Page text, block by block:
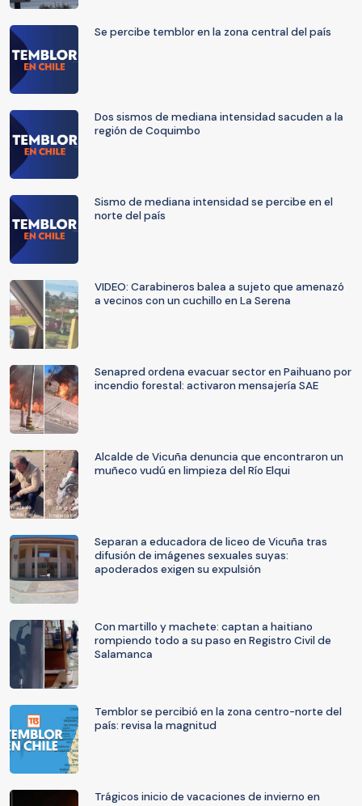
Se percibe temblor en la zona central del país
Dos sismos de mediana intensidad sacuden a la
región de Coquimbo
Sismo de mediana intensidad se percibe en el
norte del país
VIDEO: Carabineros balea a sujeto que amenazó
a vecinos con un cuchillo en La Serena
Senapred ordena evacuar sector en Paihuano por
incendio forestal: activaron mensajería SAE
Alcalde de Vicuña denuncia que encontraron un
muñeco vudú en limpieza del Río Elqui
Separan a educadora de liceo de Vicuña tras
difusión de imágenes sexuales suyas:
apoderados exigen su expulsión
Con martillo y machete: captan a haitiano
rompiendo todo a su paso en Registro Civil de
Salamanca
Temblor se percibió en la zona centro-norte del
país: revisa la magnitud
Trágicos inicio de vacaciones de invierno en